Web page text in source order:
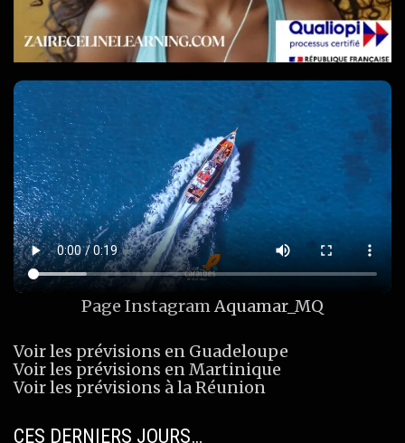
Page Instagram Aquamar_MQ
Voir les prévisions en Guadeloupe
Voir les prévisions en Martinique
Voir les prévisions à la Réunion
CES DERNIERS JOURS…